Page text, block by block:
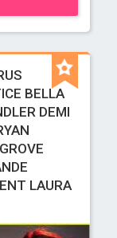
BELLA
DEMI
LAURA